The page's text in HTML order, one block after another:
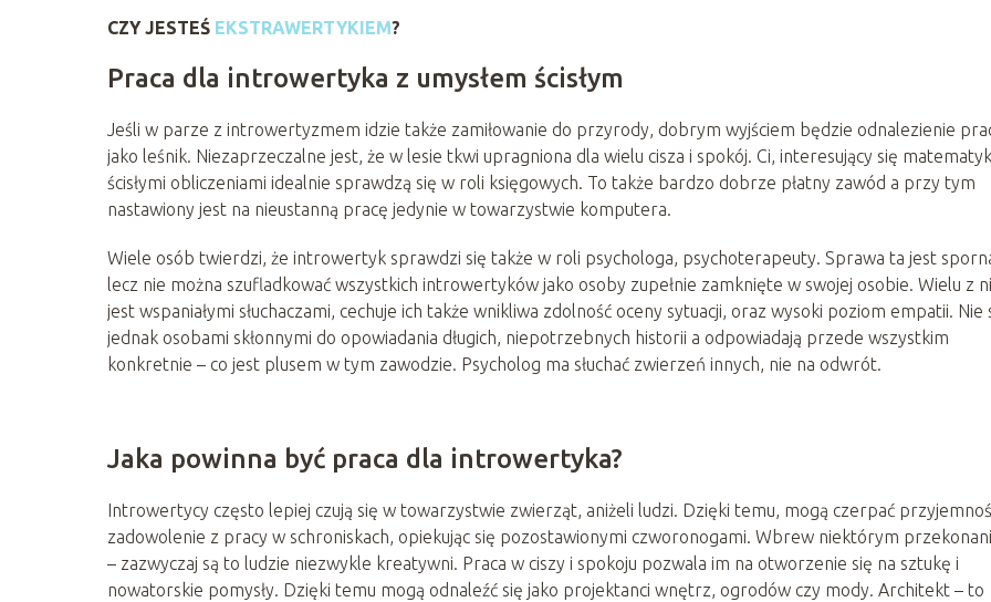
CZY JESTEŚ EKSTRAWERTYKIEM?
Praca dla introwertyka z umysłem ścisłym
Jeśli w parze z introwertyzmem idzie także zamiłowanie do przyrody, dobrym wyjściem będzie odnalezienie
jako leśnik. Niezaprzeczalne jest, że w lesie tkwi upragniona dla wielu cisza i spokój. Ci, interesujący się
ścisłymi obliczeniami idealnie sprawdzą się w roli księgowych. To także bardzo dobrze płatny zawód a przy tym
nastawiony jest na nieustanną pracę jedynie w towarzystwie komputera.
Wiele osób twierdzi, że introwertyk sprawdzi się także w roli psychologa, psychoterapeuty. Sprawa ta jest
lecz nie można szufladkować wszystkich introwertyków jako osoby zupełnie zamknięte w swojej osobie. Wielu z
jest wspaniałymi słuchaczami, cechuje ich także wnikliwa zdolność oceny sytuacji, oraz wysoki poziom empatii. Nie
jednak osobami skłonnymi do opowiadania długich, niepotrzebnych historii a odpowiadają przede wszystkim
konkretnie – co jest plusem w tym zawodzie. Psycholog ma słuchać zwierzeń innych, nie na odwrót.
Jaka powinna być praca dla introwertyka?
Introwertycy często lepiej czują się w towarzystwie zwierząt, aniżeli ludzi. Dzięki temu, mogą czerpać
zadowolenie z pracy w schroniskach, opiekując się pozostawionymi czworonogami. Wbrew niektórym
– zazwyczaj są to ludzie niezwykle kreatywni. Praca w ciszy i spokoju pozwala im na otworzenie się na sztukę i
nowatorskie pomysły. Dzięki temu mogą odnaleźć się jako projektanci wnętrz, ogrodów czy mody. Architekt – to